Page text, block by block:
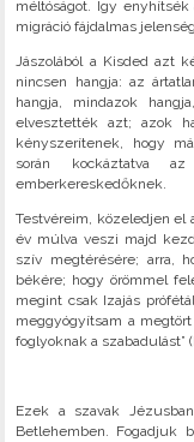
méltóságot. Így
migráció fájdalmas
Jászolából a Kisded azt
nincsen hangja: az
hangja, mindazok
elvesztették azt; azok
kényszerítenek, hogy
során kockáztatva
emberkereskedőknek.
Testvéreim, közeledjen
év múlva veszi majd
szív megtérésére; arra,
békére; hogy örömmel
megint csak Izajás
meggyógyítsam a
foglyoknak a szabadulást”
Ezek a szavak
Betlehemben. Fogadjuk